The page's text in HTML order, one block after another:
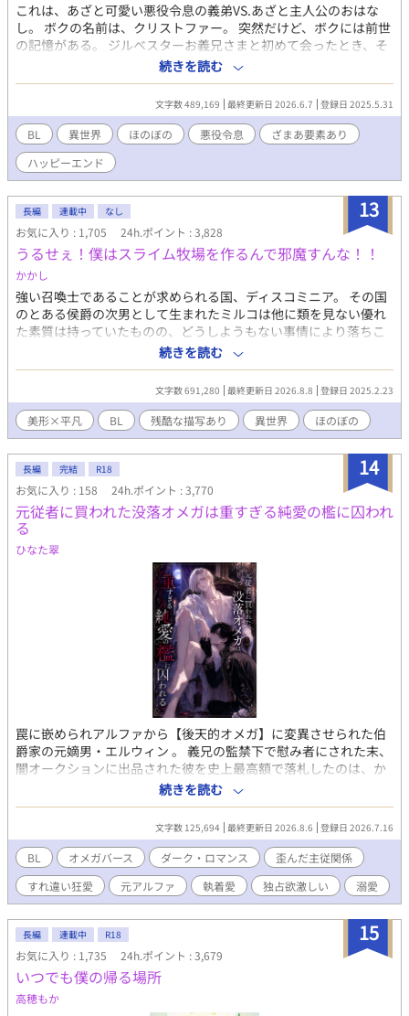
これは、あざと可愛い悪役令息の義弟VS.あざと主人公のおはな
し。 ボクの名前は、クリストファー。 突然だけど、ボクには前世
の記憶がある。 ジルベスターお義兄さまと初めて会ったとき、そ
のご尊顔を見て 「あああ！《《この人》》、知ってるう！悪役令
息っ！」 と思い出したのだ。 あ、この人ゲームの悪役じゃん、っ
て。 そう、俺が今いるこの世界は、ゲームの中の世界だったの！
そして、ボクは悪役令息ジルベスターの義弟に転生していたの
だ！ しかも、モブ。 繰り返します。ボクはモブ！！「完全なるモ
ブ」なのだ！ ゲームの中のボクには、モブすぎて名前もキャラデ
ザもなかった。 どおりで今まで毎日自分の顔をみてもなんにも思
い出さなかったわけだ！ ちなみに、ジルベスターお義兄さまは悪
役ながら非常に人気があった。 その理由の第一は、ビジュアル！
夜空に輝く月みたいにキラキラした銀髪。夜の闇を思わせる深い
紺碧の瞳。 涼やかに切れ上がった眦はサイコーにクール！！ イケ
メンではなく美形！ビューティフル！ワンダフォー！ ありとあら
ゆる美辞麗句を並び立てたくなるくらいに美しい姿かたちなの
だ！ 当然ながらボクもそのビジュアルにノックアウトされた。 ネ
ップリももちろんコンプリートしたし、アクスタももちろん手に
入れた！ そんなボクの推しジルベスターは、その無表情のせいで
「人を馬鹿にしている」「心がない」「冷酷」といわれ、悪役令
息と呼ばれていた。 でもボクにはわかっていた。全部誤解なんだ
って。 ジルベスターは優しい人なんだって。 あの無表情の下には
確かに温かなものが隠れてるはずなの！ なのに誰もそれを理解し
ようとしなかった。 そして最後に断罪されてしまうのだ！あのピ
ンク頭に惑わされたあんぽんたんたちのせいで！！ ジルベスター
が断罪されたときには悔し涙にぬれた。 なんとかジルベスターを
救おうとすべてのルートを試し、ゲームをやり込みまくった。 で
も何をしてもジルベスターは断罪された。 ボクはこの世界で大声
で叫ぶ。 ボクのお義兄様はカッコよくて優しい最高のお義兄様な
んだからっ！ ゲームの世界ならいざしらず、このボクがついてる
からには断罪なんてさせないっ！ 最高に可愛いハイスぺモブ令息
に転生したボクは、可愛さと前世の知識を武器にお義兄さまを守
りますっ！ ※表紙その他のイラストはAIにて作成致しておりま
す。（文字指定のみで作成しております） ⭐︎⭐︎⭐︎ ご拝読頂きありが
とうございます！ コメント、エール、いいねお待ちしております
♡ 「もう我慢なんてしません！家族からうとまれていた俺は、家
を出て冒険者になります！」書籍発売中！ 連載続いておりますの
続きを読む
文字数 489,169 最終更新日 2026.6.7 登録日 2025.5.31
BL 異世界 ほのぼの 悪役令息
ざまあ要素あり
ハッピーエンド
13
長編 連載中 なし
お気に入り : 1,705 24h.ポイント : 3,828
うるせぇ！僕はスライム牧場を作るんで邪魔すんな！！
かかし
強い召喚士であることが求められる国、ディスコミニア。 その国
のとある侯爵の次男として生まれたミルコは他に類を見ない優れ
た素質は持っていたものの、どうしようもない事情により落ちこ
ぼれや恥だと思われる存在に。 両親や兄弟の愛情を三歳の頃に失
い、やがて十歳になって三ヶ月経ったある日。 自分の誕生日はス
ルーして兄弟の誕生を幸せそうに祝う姿に、心の中にあった僅か
な期待がぽっきりと折れてしまう。 自分の価値を再認識したミル
コは、悲しい決意を胸に抱く。 相棒のスライムと共に、名も存在
も家族も捨てて生きていこうと… のんびり新連載。 気まぐれ更新
です。 BがLするまでかなり時間が掛かる予定ですので注意！ サブ
CPに人外CPはありますが、主人公は人外CPにはなりません。
（この世界での獣人は人間の種類の一つですので人外ではないで
す。） ストックなくなるまでは07:10に公開 2026/06/22分からは
19:10に公開 他サイトにも掲載してます
続きを読む
文字数 691,280 最終更新日 2026.8.8 登録日 2025.2.23
美形×平凡 BL 残酷な描写あり 異世界 ほのぼの
14
長編 完結 R18
お気に入り : 158 24h.ポイント : 3,770
元従者に買われた没落オメガは重すぎる純愛の檻に囚われ
る
ひなた翠
罠に嵌められアルファから【後天的オメガ】に変異させられた伯
爵家の元嫡男・エルウィン 。 義兄の監禁下で慰み者にされた末、
闇オークションに出品された彼を史上最高額で落札したのは、か
つて自分の足元に跪いていた元従者・フェリスだった 。 たった一
年半で国王直属の「闇の番犬（公爵）」へと上り詰めた彼は、立
場が完全に逆転した今でもエルウィンを「ご主人様」と呼び、狂
気的な執着と愛を向けてきて…… 。 「ご褒美をください、ご主人
様」 過去の歪んだ『命令と褒美』の関係はそのままに 、身も心も
堕ちたオメガが強大なアルファの腕の中で狂おしく熱を孕んでい
く、極上の下剋上ダークロマンス！
続きを読む
文字数 125,694 最終更新日 2026.8.6 登録日 2026.7.16
BL オメガバース ダーク・ロマンス
歪んだ主従関係
すれ違い狂愛
元アルファ 執着愛 独占欲激しい 溺愛
15
長編 連載中 R18
お気に入り : 1,735 24h.ポイント : 3,679
いつでも僕の帰る場所
高穂もか